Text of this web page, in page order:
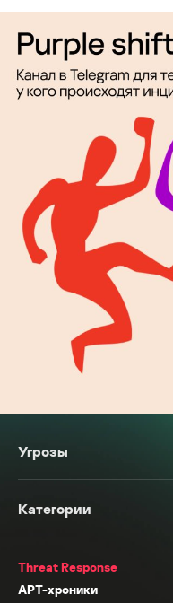
Угрозы
Категории
Threat Response
APT-хроники